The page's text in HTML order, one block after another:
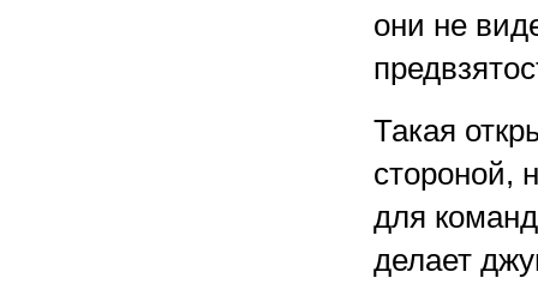
они не
Такая
стороной,
для
делает